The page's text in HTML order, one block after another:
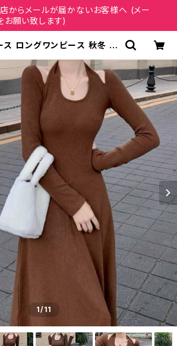
らメールが届かないお客様へ (メー
お願い致します)
ス ロングワンピース 秋冬 ニ
丈 シンプル 大人可愛い 韓国
ース きれいめ 上品 おしゃれ
レア 長袖 体型カバー 美シ
Aライン ブラウン ホワイト
20代 30代 40代 カジュア
お出かけ 冬ワンピ C-OSS
レイルセ 20代,30
ディースファッション 通販
1/11